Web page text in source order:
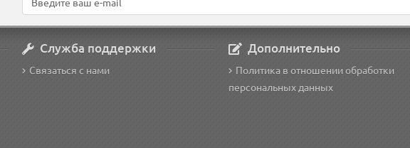
Служба поддержки
Связаться с нами
Дополнительно
Политика в отношении обработки
персональных данных